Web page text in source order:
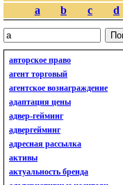
a
b c d
авторское право
агент торговый
агентское вознаграждение
адаптация цены
адвер-гейминг
адвергейминг
адресная рассылка
активы
актуальность бренда